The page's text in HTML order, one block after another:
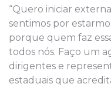
“Quero iniciar
sentimos por
porque quem faz
todos nós. Faço um
dirigentes e
estaduais que